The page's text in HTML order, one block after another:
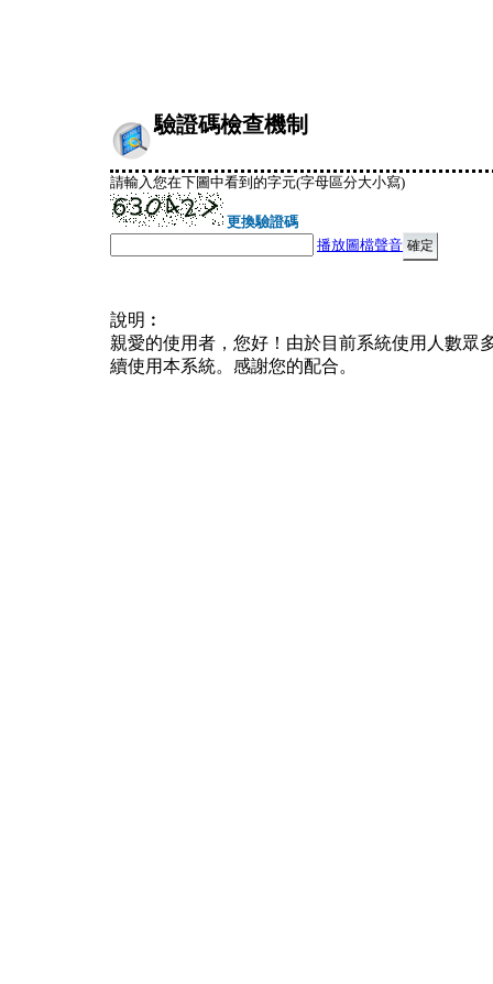
驗證碼檢查機制
請輸入您在下圖中看到的字元(字母區分大小寫)
更換驗證碼
播放圖檔聲音
說明︰
親愛的使用者，您好！由於目前系統使用人數眾
續使用本系統。感謝您的配合。